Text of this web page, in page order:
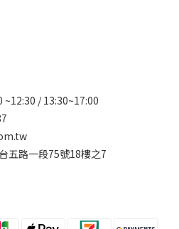
~12:30 / 13:30~17:00
五路一段75號18樓之7